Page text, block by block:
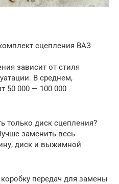
сцепления ВАЗ
зависит от стиля
В среднем,
50 000 — 100 000
только диск сцепления?
заменить весь
диск и выжимной
передач для замены